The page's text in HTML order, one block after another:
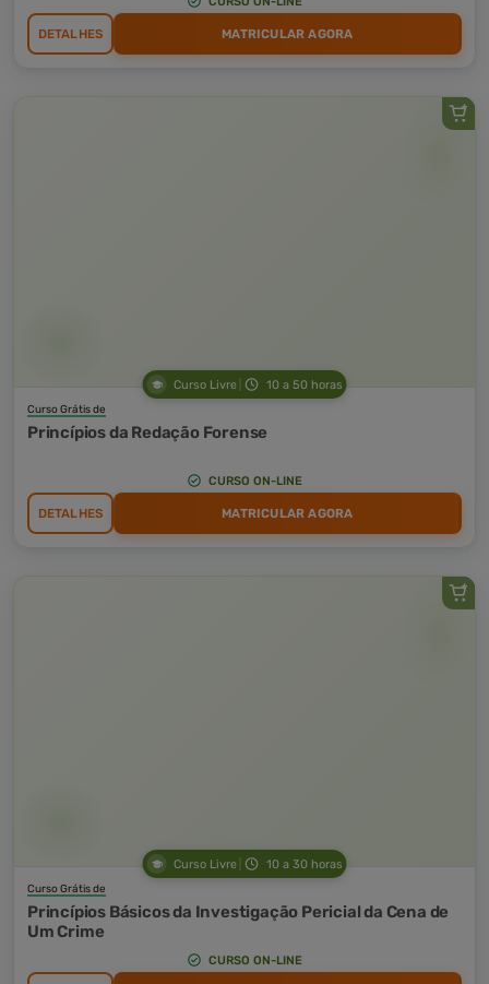
DETALHES MATRICULAR AGORA
Curso Livre 10 a 50 horas
Curso Grátis de
Princípios da Redação Forense
CURSO ON-LINE
DETALHES MATRICULAR AGORA
Curso Livre 10 a 30 horas
Curso Grátis de
Princípios Básicos da Investigação Pericial da Cena de
Um Crime
CURSO ON-LINE